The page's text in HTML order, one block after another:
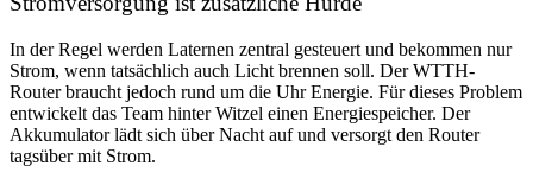
In der Regel werden Laternen zentral gesteuert und bekommen nur
Strom, wenn tatsächlich auch Licht brennen soll. Der WTTH-
Router braucht jedoch rund um die Uhr Energie. Für dieses Problem
entwickelt das Team hinter Witzel einen Energiespeicher. Der
Akkumulator lädt sich über Nacht auf und versorgt den Router
tagsüber mit Strom.